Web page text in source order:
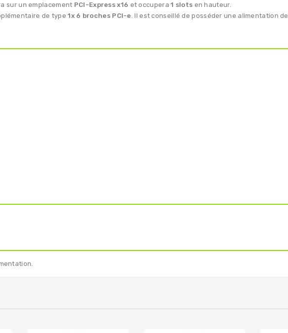
sur un emplacement PCI-Express x16 et occupera1 slots en hauteur.
de type1x 6 broches PCI-e . Il est conseillé de posséder une alimentation de